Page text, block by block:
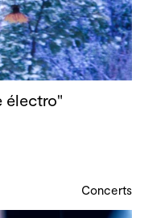
électro"
Concerts